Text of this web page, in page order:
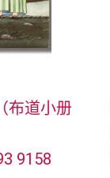
布道小册
9158